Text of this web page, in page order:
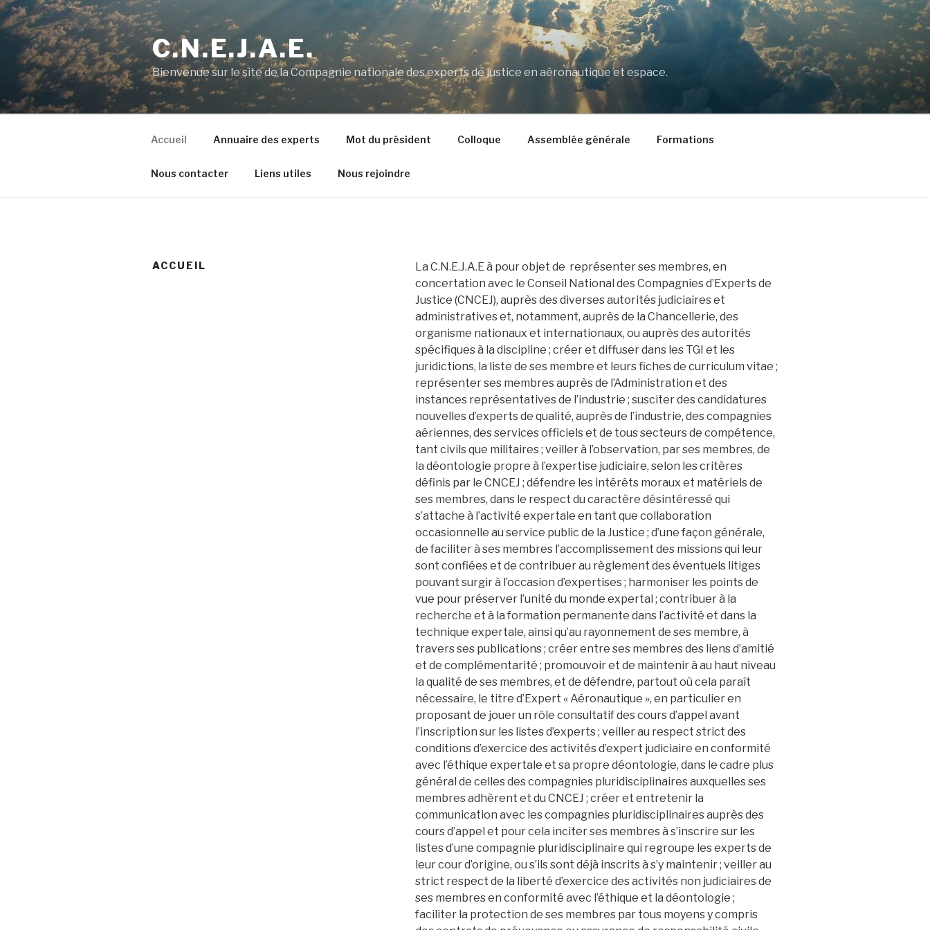
Aller
au
contenu
principal
C.N.E.J.A.E.
Bienvenue sur le site de la Compagnie nationale des experts de justice en aéronautique et espace.
Accueil Annuaire des experts Mot du président Colloque Assemblée générale Formations
Nous contacter Liens utiles Nous rejoindre
ACCUEIL
La C.N.E.J.A.E à pour objet de représenter ses membres, en
concertation avec le Conseil National des Compagnies d’Experts de
Justice (CNCEJ), auprès des diverses autorités judiciaires et
administratives et, notamment, auprès de la Chancellerie, des
organisme nationaux et internationaux, ou auprès des autorités
spécifiques à la discipline ; créer et diffuser dans les TGI et les
juridictions, la liste de ses membre et leurs fiches de curriculum vitae ;
représenter ses membres auprès de l’Administration et des
instances représentatives de l’industrie ; susciter des candidatures
nouvelles d’experts de qualité, auprès de l’industrie, des compagnies
aériennes, des services officiels et de tous secteurs de compétence,
tant civils que militaires ; veiller à l’observation, par ses membres, de
la déontologie propre à l’expertise judiciaire, selon les critères
définis par le CNCEJ ; défendre les intérêts moraux et matériels de
ses membres, dans le respect du caractère désintéressé qui
s’attache à l’activité expertale en tant que collaboration
occasionnelle au service public de la Justice ; d’une façon générale,
de faciliter à ses membres l’accomplissement des missions qui leur
sont confiées et de contribuer au règlement des éventuels litiges
pouvant surgir à l’occasion d’expertises ; harmoniser les points de
vue pour préserver l’unité du monde expertal ; contribuer à la
recherche et à la formation permanente dans l’activité et dans la
technique expertale, ainsi qu’au rayonnement de ses membre, à
travers ses publications ; créer entre ses membres des liens d’amitié
et de complémentarité ; promouvoir et de maintenir à au haut niveau
la qualité de ses membres, et de défendre, partout où cela paraît
nécessaire, le titre d’Expert « Aéronautique », en particulier en
proposant de jouer un rôle consultatif des cours d’appel avant
l’inscription sur les listes d’experts ; veiller au respect strict des
conditions d’exercice des activités d’expert judiciaire en conformité
avec l’éthique expertale et sa propre déontologie, dans le cadre plus
général de celles des compagnies pluridisciplinaires auxquelles ses
membres adhèrent et du CNCEJ ; créer et entretenir la
communication avec les compagnies pluridisciplinaires auprès des
cours d’appel et pour cela inciter ses membres à s’inscrire sur les
listes d’une compagnie pluridisciplinaire qui regroupe les experts de
leur cour d’origine, ou s’ils sont déjà inscrits à s’y maintenir ; veiller au
strict respect de la liberté d’exercice des activités non judiciaires de
ses membres en conformité avec l’éthique et la déontologie ;
faciliter la protection de ses membres par tous moyens y compris